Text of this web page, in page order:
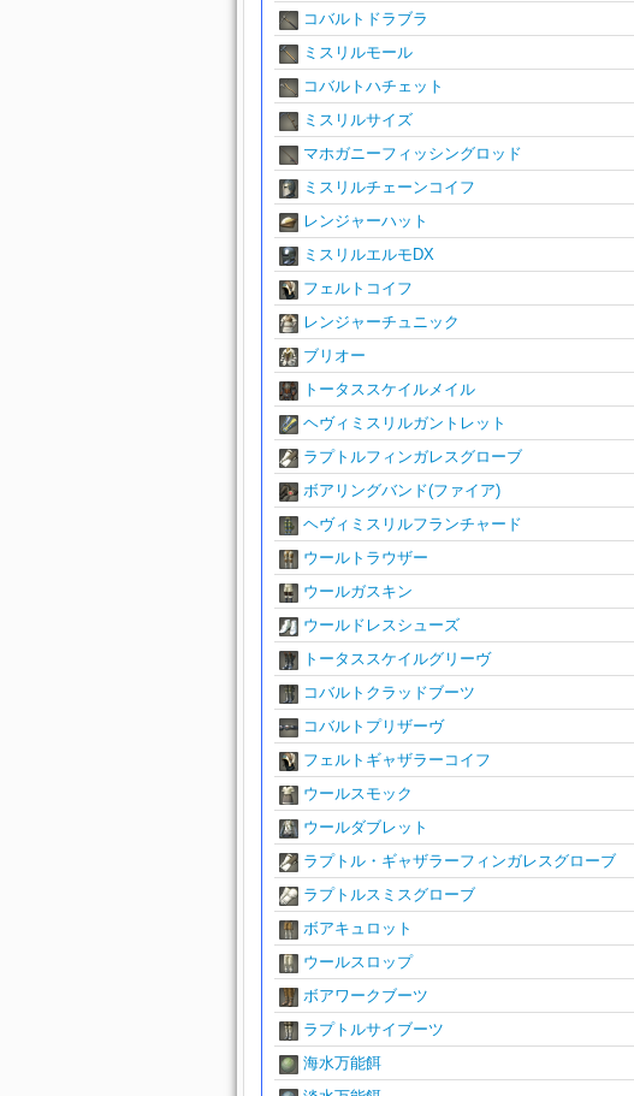
コバルトドラブラ
ミスリルモール
コバルトハチェット
ミスリルサイズ
マホガニーフィッシングロッド
ミスリルチェーンコイフ
レンジャーハット
ミスリルエルモDX
フェルトコイフ
レンジャーチュニック
ブリオー
トータススケイルメイル
ヘヴィミスリルガントレット
ラプトルフィンガレスグローブ
ボアリングバンド(ファイア)
ヘヴィミスリルフランチャード
ウールトラウザー
ウールガスキン
ウールドレスシューズ
トータススケイルグリーヴ
コバルトクラッドブーツ
コバルトプリザーヴ
フェルトギャザラーコイフ
ウールスモック
ウールダブレット
ラプトル・ギャザラーフィンガレスグローブ
ラプトルスミスグローブ
ボアキュロット
ウールスロップ
ボアワークブーツ
ラプトルサイブーツ
海水万能餌